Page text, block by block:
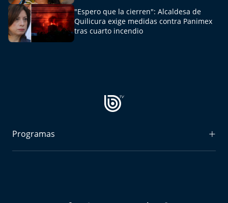
Te invito a tomar once
Bío Bío en Ruta
Agenda Propia
"Espero que la cierren": Alcaldesa de
Quilicura exige medidas contra Panimex
tras cuarto incendio
Programas